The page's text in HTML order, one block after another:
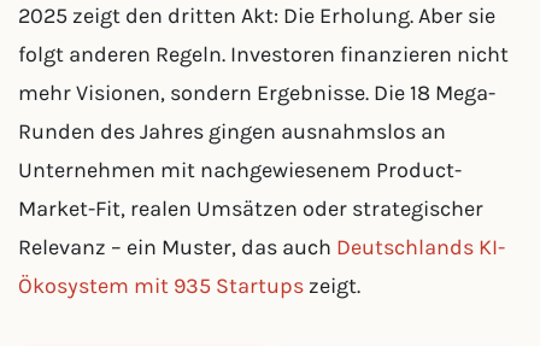
2025 zeigt den dritten Akt: Die Erholung. Aber sie
folgt anderen Regeln. Investoren finanzieren nicht
mehr Visionen, sondern Ergebnisse. Die 18 Mega-
Runden des Jahres gingen ausnahmslos an
Unternehmen mit nachgewiesenem Product-
Market-Fit, realen Umsätzen oder strategischer
Relevanz – ein Muster, das auch Deutschlands KI-
Ökosystem mit 935 Startups zeigt.